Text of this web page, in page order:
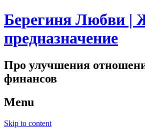
Берегиня Любви |
предназначение
Про улучшения
финансов
Menu
Skip to content